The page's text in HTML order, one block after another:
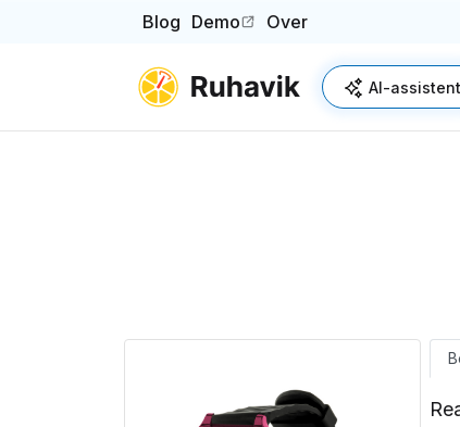
Blog Demo
(opens in a new tab)
Over
AI-assistent